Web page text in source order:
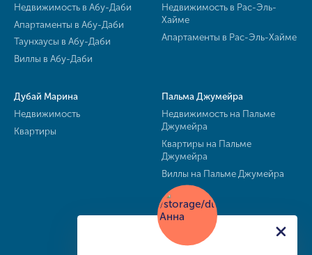
Недвижимость в Абу-Даби
Апартаменты в Абу-Даби
Таунхаусы в Абу-Даби
Виллы в Абу-Даби
Недвижимость в Рас-Эль-
Хайме
Апартаменты в Рас-Эль-Хайме
Дубай Марина
Недвижимость
Квартиры
Пальма Джумейра
Недвижимость на Пальме
Джумейра
Квартиры на Пальме
Джумейра
Виллы на Пальме Джумейра